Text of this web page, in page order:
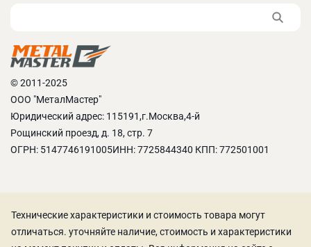
© 2011-2025
ООО "МеталМастер"
Юридический адрес: 115191,г.Москва,4-й
Рощинский проезд, д. 18, стр. 7
ОГРН: 5147746191005ИНН: 7725844340 КПП: 772501001
Технические характеристики и стоимость товара могут
отличаться. уточняйте наличие, стоимость и характеристики